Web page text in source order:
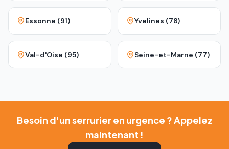
Essonne (91) Yvelines (78)
Val-d'Oise (95) Seine-et-Marne (77)
Besoin d'un serrurier en urgence ? Appelez
maintenant !